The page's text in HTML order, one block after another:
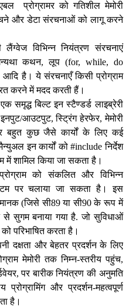
प्रोग्रामर को गतिशील मेमोरी
और डेटा संरचनाओं को लागू करने
विभिन्न नियंत्रण संरचनाएं
कथन, लूप (for, while, do
है। ये संरचनाएँ किसी प्रोग्राम
करने में मदद करती हैं।
समृद्ध बिल्ट इन स्टैण्डर्ड लाइब्रेरी
आउटपुट, स्ट्रिंग हेरफेर, मेमोरी
बहुत कुछ जैसे कार्यों के लिए कई
इन कार्यों को #include निर्देश
में शामिल किया जा सकता है।
को संकलित और विभिन्न
पर चलाया जा सकता है। इस
मानक (जिसे सी89 या सी90 के रूप में
सुगम बनाया गया है. जो सुविधाओं
परिभाषित करता है।
दक्षता और बेहतर प्रदर्शन के लिए
मेमोरी तक निम्न-स्तरीय पहुंच,
पर बारीक नियंत्रण की अनुमति
और प्रदर्शन-महत्वपूर्ण
है।